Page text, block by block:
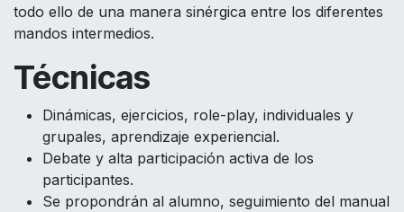
todo ello de una manera sinérgica entre los diferentes
mandos intermedios.
Técnicas
Dinámicas, ejercicios, role-play, individuales y
grupales, aprendizaje experiencial.
Debate y alta participación activa de los
participantes.
Se propondrán al alumno, seguimiento del manual